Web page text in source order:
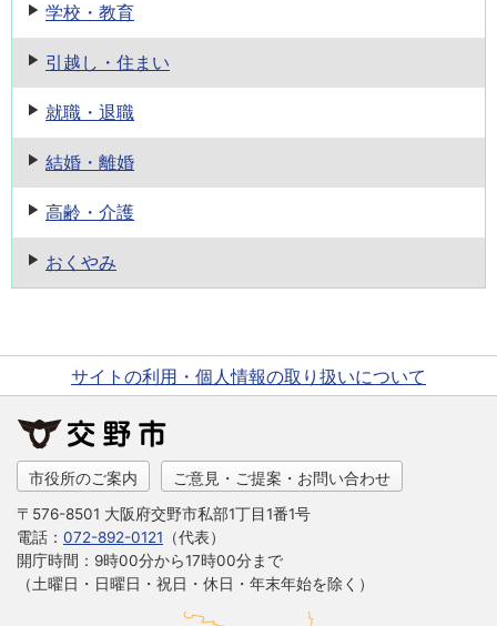
学校・教育
引越し・住まい
就職・退職
結婚・離婚
高齢・介護
おくやみ
サイトの利用・個人情報の取り扱いについて
市役所のご案内 ご意見・ご提案・お問い合わせ
〒576-8501 大阪府交野市私部1丁目1番1号
電話： 072-892-0121 （代表）
開庁時間：9時00分から17時00分まで
（土曜日・日曜日・祝日・休日・年末年始を除く）